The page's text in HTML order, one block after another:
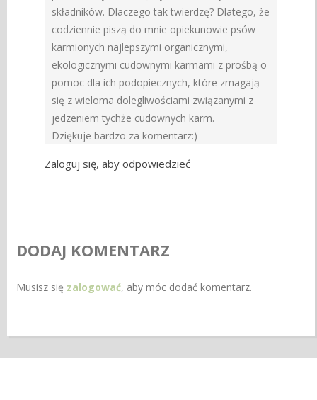
składników. Dlaczego tak twierdzę? Dlatego, że
codziennie piszą do mnie opiekunowie psów
karmionych najlepszymi organicznymi,
ekologicznymi cudownymi karmami z prośbą o
pomoc dla ich podopiecznych, które zmagają
się z wieloma dolegliwościami związanymi z
jedzeniem tychże cudownych karm.
Dziękuje bardzo za komentarz:)
Zaloguj się, aby odpowiedzieć
DODAJ KOMENTARZ
Musisz się zalogować, aby móc dodać komentarz.